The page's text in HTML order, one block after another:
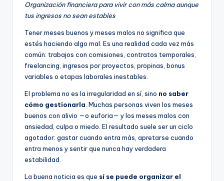
Organización financiera para vivir con más calma aunque
tus ingresos no sean estables
Tener meses buenos y meses malos no significa que
estés haciendo algo mal. Es una realidad cada vez más
común: trabajos con comisiones, contratos temporales,
freelancing, ingresos por proyectos, propinas, bonus
variables o etapas laborales inestables.
El problema no es la irregularidad en sí, sino no saber
cómo gestionarla . Muchas personas viven los meses
buenos con alivio —o euforia— y los meses malos con
ansiedad, culpa o miedo. El resultado suele ser un ciclo
agotador: gastar cuando entra más, apretarse cuando
entra menos y sentir que nunca hay verdadera
estabilidad.
La buena noticia es que sí se puede organizar el